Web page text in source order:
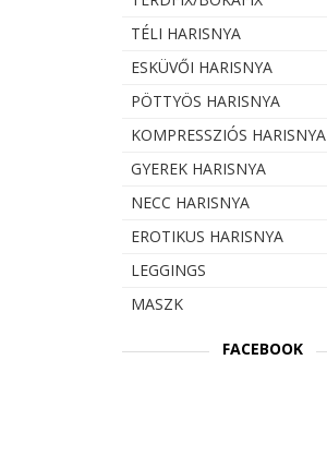
TÉLI HARISNYA
ESKÜVŐI HARISNYA
PÖTTYÖS HARISNYA
KOMPRESSZIÓS HARISNYA
GYEREK HARISNYA
NECC HARISNYA
EROTIKUS HARISNYA
LEGGINGS
MASZK
FACEBOOK